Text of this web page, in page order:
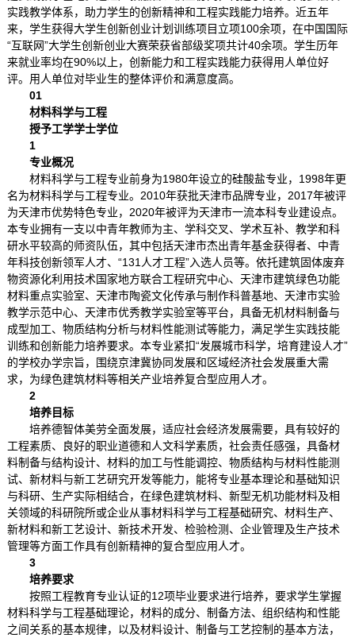
实践教学体系，助力学生的创新精神和工程实践能力培养。近五年
来，学生获得大学生创新创业计划训练项目立项100余项，在中国国际
“互联网”大学生创新创业大赛荣获省部级奖项共计40余项。学生历年
来就业率均在90%以上，创新能力和工程实践能力获得用人单位好
评。用人单位对毕业生的整体评价和满意度高。
01
材料科学与工程
授予工学学士学位
1
专业概况
材料科学与工程专业前身为1980年设立的硅酸盐专业，1998年更
名为材料科学与工程专业。2010年获批天津市品牌专业，2017年被评
为天津市优势特色专业，2020年被评为天津市一流本科专业建设点。
本专业拥有一支以中青年教师为主、学科交叉、学术互补、教学和科
研水平较高的师资队伍，其中包括天津市杰出青年基金获得者、中青
年科技创新领军人才、“131人才工程”入选人员等。依托建筑固体废弃
物资源化利用技术国家地方联合工程研究中心、天津市建筑绿色功能
材料重点实验室、天津市陶瓷文化传承与制作科普基地、天津市实验
教学示范中心、天津市优秀教学实验室等平台，具备无机材料制备与
成型加工、物质结构分析与材料性能测试等能力，满足学生实践技能
训练和创新能力培养要求。本专业紧扣“发展城市科学，培育建设人才”
的学校办学宗旨，围绕京津冀协同发展和区域经济社会发展重大需
求，为绿色建筑材料等相关产业培养复合型应用人才。
2
培养目标
培养德智体美劳全面发展，适应社会经济发展需要，具有较好的
工程素质、良好的职业道德和人文科学素质，社会责任感强，具备材
料制备与结构设计、材料的加工与性能调控、物质结构与材料性能测
试、新材料与新工艺研究开发等能力，能将专业基本理论和基础知识
与科研、生产实际相结合，在绿色建筑材料、新型无机功能材料及相
关领域的科研院所或企业从事材料科学与工程基础研究、材料生产、
新材料和新工艺设计、新技术开发、检验检测、企业管理及生产技术
管理等方面工作具有创新精神的复合型应用人才。
3
培养要求
按照工程教育专业认证的12项毕业要求进行培养，要求学生掌握
材料科学与工程基础理论，材料的成分、制备方法、组织结构和性能
之间关系的基本规律，以及材料设计、制备与工艺控制的基本方法，